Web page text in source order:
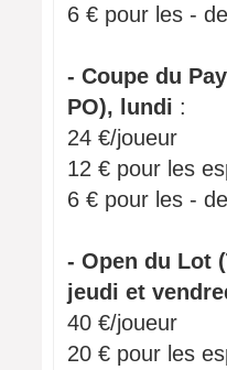
6 € pour les -
- Coupe du
PO), lundi :
24 €/joueur
12 € pour les
6 € pour les -
- Open du Lot
jeudi et
40 €/joueur
20 € pour les